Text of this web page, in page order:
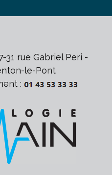
31 rue Gabriel Peri -
le-Pont
: